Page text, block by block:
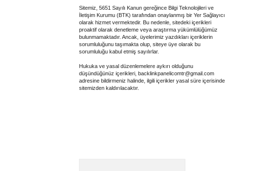
Sitemiz, 5651 Sayılı Kanun gereğince Bilgi Teknolojileri ve
İletişim Kurumu (BTK) tarafından onaylanmış bir Yer Sağlayıcı
olarak hizmet vermektedir. Bu nedenle, sitedeki içerikleri
proaktif olarak denetleme veya araştırma yükümlülüğümüz
bulunmamaktadır. Ancak, üyelerimiz yazdıkları içeriklerin
sorumluluğunu taşımakta olup, siteye üye olarak bu
sorumluluğu kabul etmiş sayılırlar.
Hukuka ve yasal düzenlemelere aykırı olduğunu
düşündüğünüz içerikleri, backlinkpanelicomtr@gmail.com
adresine bildirmeniz halinde, ilgili içerikler yasal süre içerisinde
sitemizden kaldırılacaktır.